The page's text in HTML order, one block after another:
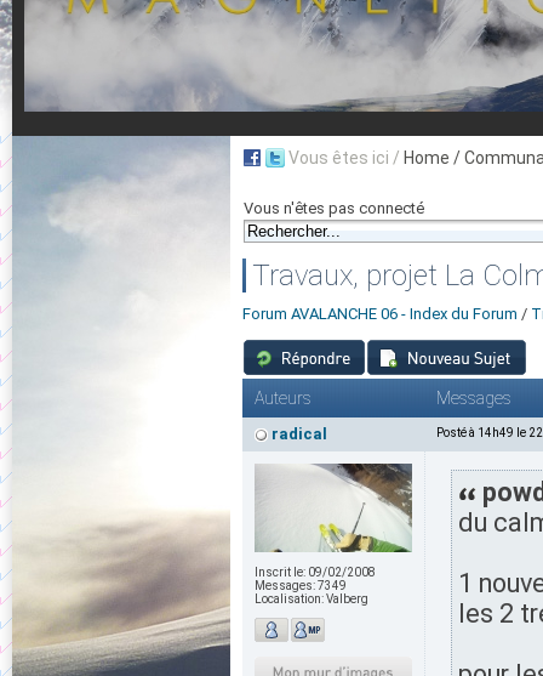
Vous êtes ici / Home /
Vous n'êtes pas connecté
Travaux, projet La
Forum AVALANCHE 06 - Index du Forum /
Auteurs Messages
radical Posté à 14h49 le
Inscrit le: 09/02/2008
Messages:7349
Localisation:Valberg
du
1
les 2